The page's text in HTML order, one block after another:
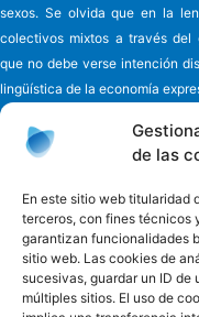
de las
En este sitio web titularidad
terceros, con fines técnicos
garantizan funcionalidades
sitio web. Las cookies de
sucesivas, guardar un ID de
múltiples sitios. El uso de
sexos. Se olvida que en la
colectivos mixtos a través del
que no debe verse intención
lingüística de la economía
Asociación de familiares
otras
C/ Eladio
38010 - Ofra